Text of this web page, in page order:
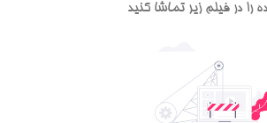
را در فيلم زير تماشا کنيد